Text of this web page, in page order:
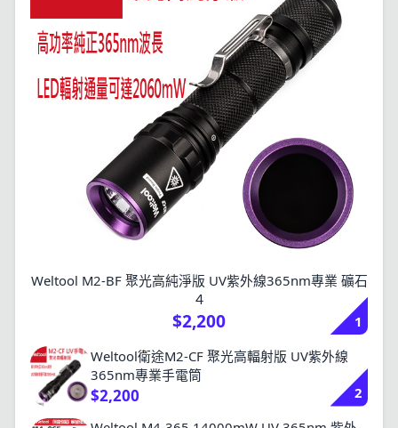
Weltool M2-BF 聚光高純淨版 UV紫外線365nm專業 礦石
４
$2,200
1
Weltool衛途M2-CF 聚光高輻射版 UV紫外線
365nm專業手電筒
$2,200
2